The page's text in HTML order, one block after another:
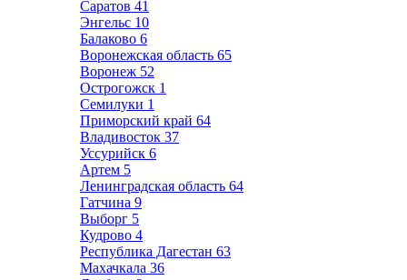
Саратов 41
Энгельс 10
Балаково 6
Воронежская область 65
Воронеж 52
Острогожск 1
Семилуки 1
Приморский край 64
Владивосток 37
Уссурийск 6
Артем 5
Ленинградская область 64
Гатчина 9
Выборг 5
Кудрово 4
Республика Дагестан 63
Махачкала 36